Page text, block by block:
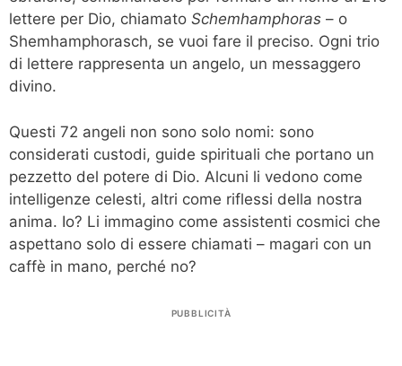
lettere per Dio, chiamato Schemhamphoras – o
Shemhamphorasch, se vuoi fare il preciso. Ogni trio
di lettere rappresenta un angelo, un messaggero
divino.
Questi 72 angeli non sono solo nomi: sono
considerati custodi, guide spirituali che portano un
pezzetto del potere di Dio. Alcuni li vedono come
intelligenze celesti, altri come riflessi della nostra
anima. Io? Li immagino come assistenti cosmici che
aspettano solo di essere chiamati – magari con un
caffè in mano, perché no?
PUBBLICITÀ